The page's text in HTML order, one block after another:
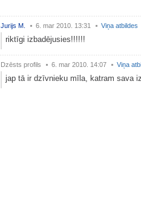
Jurijs M. 6. mar 2010. 13:31 Viņa atbildes
riktīgi izbadējusies!!!!!!
Dzēsts profils 6. mar 2010. 14:07 Viņa
jap tā ir dzīvnieku mīla, katram sava